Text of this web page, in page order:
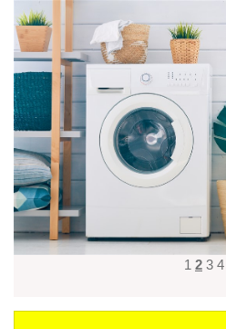
1 2 3 4